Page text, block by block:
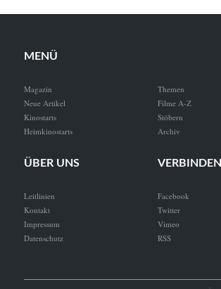
MENÜ
Magazin
Neue Artikel
Kinostarts
Heimkinostarts
Themen
Filme A-Z
Stöbern
Archiv
ÜBER UNS
Leitlinien
Kontakt
Impressum
Datenschutz
VERBINDEN
Facebook
Twitter
Vimeo
RSS